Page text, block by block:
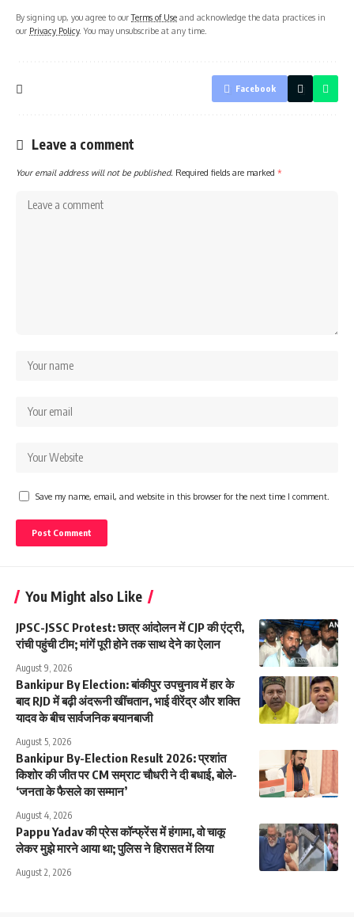
By signing up, you agree to ourTerms of Use and acknowledge the data practices in
our Privacy Policy. You may unsubscribe at any time.
Facebook
Leave a comment
Your email address will not be published. Required fields are marked *
Save my name, email, and website in this browser for the next time I comment.
You Might also Like
JPSC-JSSC Protest: छात्र आंदोलन में CJP की एंट्री,
रांची पहुंची टीम; मांगें पूरी होने तक साथ देने का ऐलान
August 9, 2026
Bankipur By Election: बांकीपुर उपचुनाव में हार के
बाद RJD में बढ़ी अंदरूनी खींचतान, भाई वीरेंद्र और शक्ति
यादव के बीच सार्वजनिक बयानबाजी
August 5, 2026
Bankipur By-Election Result 2026: प्रशांत
किशोर की जीत पर CM सम्राट चौधरी ने दी बधाई, बोले-
‘जनता के फैसले का सम्मान’
August 4, 2026
Pappu Yadav की प्रेस कॉन्फ्रेंस में हंगामा, वो चाकू
लेकर मुझे मारने आया था; पुलिस ने हिरासत में लिया
August 2, 2026